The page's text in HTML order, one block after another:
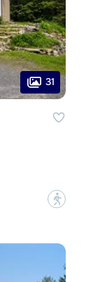
31
?